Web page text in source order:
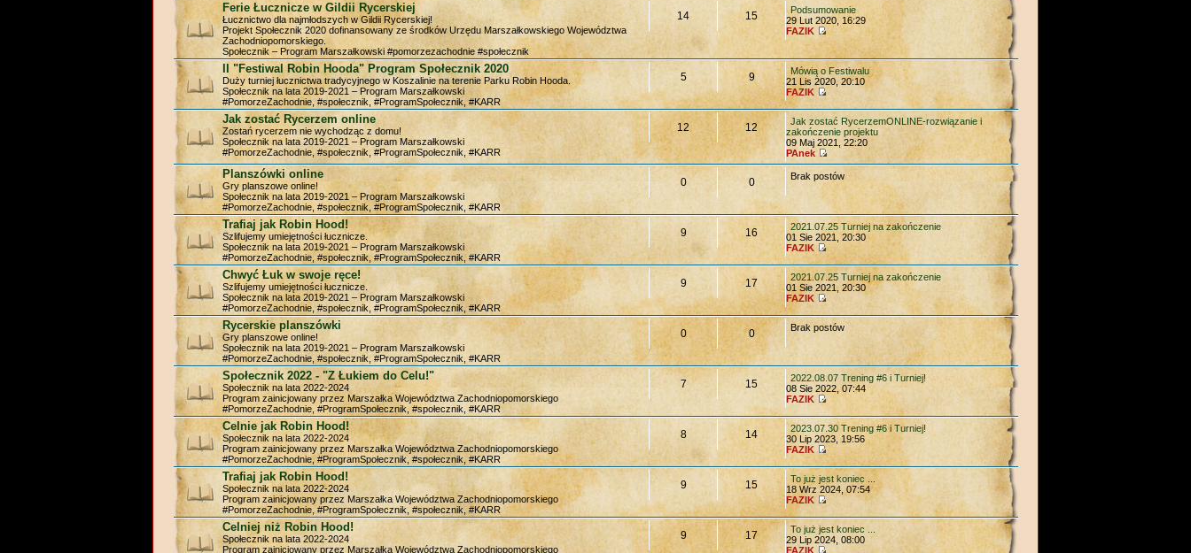
Ferie Łucznicze w Gildii Rycerskiej
Łucznictwo dla najmłodszych w Gildii Rycerskiej!
Projekt Społecznik 2020 dofinansowany ze środków Urzędu Marszałkowskiego Województwa
Zachodniopomorskiego.
Społecznik – Program Marszałkowski #pomorzezachodnie #społecznik
14 15
Podsumowanie
29 Lut 2020, 16:29
FAZIK
II "Festiwal Robin Hooda" Program Społecznik 2020
Duży turniej łucznictwa tradycyjnego w Koszalinie na terenie Parku Robin Hooda.
Społecznik na lata 2019-2021 – Program Marszałkowski
#PomorzeZachodnie, #społecznik, #ProgramSpołecznik, #KARR
5 9
Mówią o Festiwalu
21 Lis 2020, 20:10
FAZIK
Jak zostać Rycerzem online
Zostań rycerzem nie wychodząc z domu!
Społecznik na lata 2019-2021 – Program Marszałkowski
#PomorzeZachodnie, #społecznik, #ProgramSpołecznik, #KARR
12 12
Jak zostać RycerzemONLINE-rozwiązanie i
zakończenie projektu
09 Maj 2021, 22:20
PAnek
Planszówki online
Gry planszowe online!
Społecznik na lata 2019-2021 – Program Marszałkowski
#PomorzeZachodnie, #społecznik, #ProgramSpołecznik, #KARR
0 0 Brak postów
Trafiaj jak Robin Hood!
Szlifujemy umiejętności łucznicze.
Społecznik na lata 2019-2021 – Program Marszałkowski
#PomorzeZachodnie, #społecznik, #ProgramSpołecznik, #KARR
9 16
2021.07.25 Turniej na zakończenie
01 Sie 2021, 20:30
FAZIK
Chwyć Łuk w swoje ręce!
Szlifujemy umiejętności łucznicze.
Społecznik na lata 2019-2021 – Program Marszałkowski
#PomorzeZachodnie, #społecznik, #ProgramSpołecznik, #KARR
9 17
2021.07.25 Turniej na zakończenie
01 Sie 2021, 20:30
FAZIK
Rycerskie planszówki
Gry planszowe online!
Społecznik na lata 2019-2021 – Program Marszałkowski
#PomorzeZachodnie, #społecznik, #ProgramSpołecznik, #KARR
0 0 Brak postów
Społecznik 2022 - "Z Łukiem do Celu!"
Społecznik na lata 2022-2024
Program zainicjowany przez Marszałka Województwa Zachodniopomorskiego
#PomorzeZachodnie, #ProgramSpołecznik, #społecznik, #KARR
7 15
2022.08.07 Trening #6 i Turniej!
08 Sie 2022, 07:44
FAZIK
Celnie jak Robin Hood!
Społecznik na lata 2022-2024
Program zainicjowany przez Marszałka Województwa Zachodniopomorskiego
#PomorzeZachodnie, #ProgramSpołecznik, #społecznik, #KARR
8 14
2023.07.30 Trening #6 i Turniej!
30 Lip 2023, 19:56
FAZIK
Trafiaj jak Robin Hood!
Społecznik na lata 2022-2024
Program zainicjowany przez Marszałka Województwa Zachodniopomorskiego
#PomorzeZachodnie, #ProgramSpołecznik, #społecznik, #KARR
9 15
To już jest koniec ...
18 Wrz 2024, 07:54
FAZIK
Celniej niż Robin Hood!
Społecznik na lata 2022-2024
Program zainicjowany przez Marszałka Województwa Zachodniopomorskiego
9 17
To już jest koniec ...
29 Lip 2024, 08:00
FAZIK